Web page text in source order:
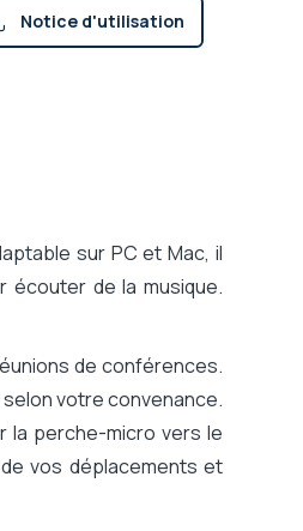
Notice d'utilisation
sur PC et Mac, il
écouter de la musique.
de conférences.
selon votre convenance.
la perche-micro vers le
vos déplacements et